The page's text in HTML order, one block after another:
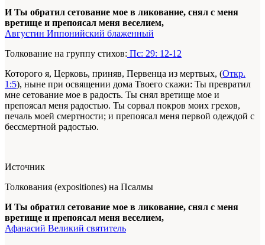
И Ты обратил сетование мое в ликование, снял с меня
вретище и препоясал меня веселием,
Августин Иппонийский блаженный
Толкование на группу стихов: Пс: 29: 12-12
Которого я, Церковь, приняв, Первенца из мертвых, (Откр.
1:5), ныне при освящении дома Твоего скажи: Ты превратил
мне сетование мое в радость. Ты снял вретище мое и
препоясал меня радостью. Ты сорвал покров моих грехов,
печаль моей смертности; и препоясал меня первой одеждой с
бессмертной радостью.
Источник
Толкования (expositiones) на Псалмы
И Ты обратил сетование мое в ликование, снял с меня
вретище и препоясал меня веселием,
Афанасий Великий святитель